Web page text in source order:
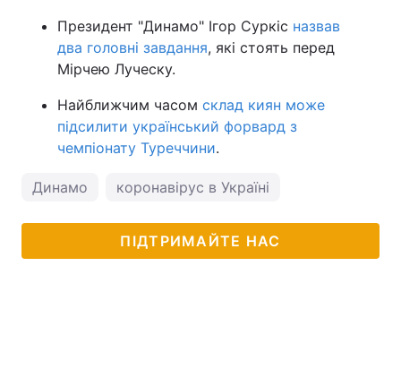
Президент "Динамо" Ігор Суркіс назвав
два головні завдання, які стоять перед
Мірчею Луческу.
Найближчим часом склад киян може
підсилити український форвард з
чемпіонату Туреччини.
Динамо коронавірус в Україні
ПІДТРИМАЙТЕ НАС